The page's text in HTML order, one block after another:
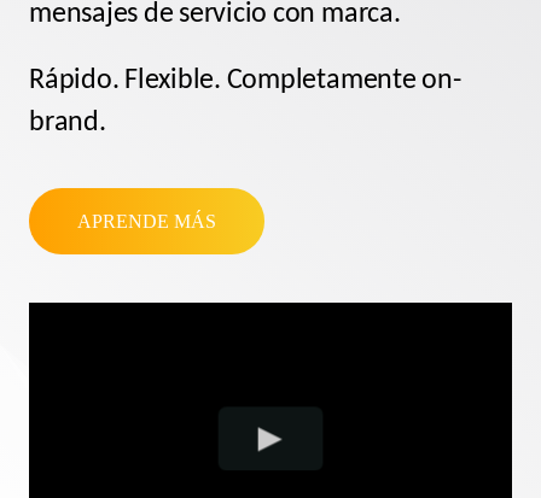
mensajes de servicio con marca.
Rápido. Flexible. Completamente on-
brand.
APRENDE MÁS